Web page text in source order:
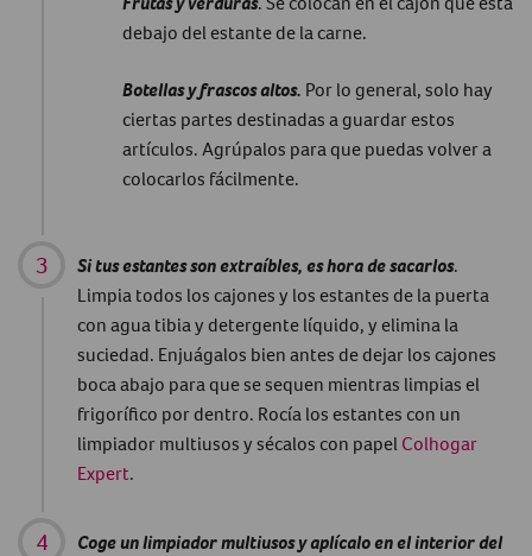
debajo del estante de la carne.
Botellas y frascos altos. Por lo general, solo hay
ciertas partes destinadas a guardar estos
artículos. Agrúpalos para que puedas volver a
colocarlos fácilmente.
Si tus estantes son extraíbles, es hora de sacarlos.
Limpia todos los cajones y los estantes de la puerta
con agua tibia y detergente líquido, y elimina la
suciedad. Enjuágalos bien antes de dejar los cajones
boca abajo para que se sequen mientras limpias el
frigorífico por dentro. Rocía los estantes con un
limpiador multiusos y sécalos con papel Colhogar
Expert.
Coge un limpiador multiusos y aplícalo en el interior del